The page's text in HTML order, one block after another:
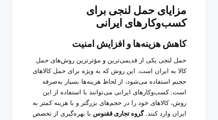
مزایای حمل لنجی برای
کسب‌وکارهای ایرانی
کاهش هزینه‌ها و افزایش امنیت
حمل لنجی یکی از قدیمی‌ترین و مؤثرترین روش‌های حمل
کالا به ایران است. این روش که به ویژه برای حمل کالاهای
حجیم استفاده می‌شود، از لحاظ هزینه‌ها بسیار به‌صرفه
است. کسب‌وکارهای ایرانی می‌توانند با استفاده از این
روش، کالاهای خود را در حجم‌های بزرگتر و با هزینه کمتر به
ایران وارد کنند.گروه تجاری ققنوس با بهره‌گیری از تخصص